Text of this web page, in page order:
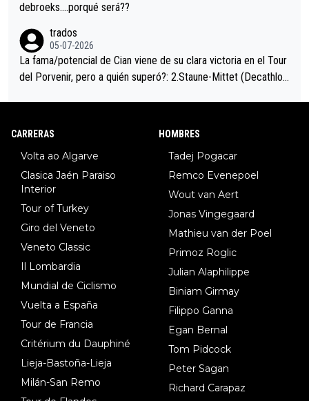
debroeks….porqué será??
trados
05-07-2026
La fama/potencial de Cian viene de su clara victoria en el Tour
del Porvenir, pero a quién superó?: 2.Staune-Mittet (Decathlon,
8.Lenny Martinez (Bahrein), 9. Van Belle (Visma), 10. Vacek (Li
CARRERAS
Volta ao Algarve
Clasica Jaén Paraiso
Interior
Tour of Turkey
Giro del Veneto
Veneto Classic
Il Lombardia
Mundial de Ciclismo
Vuelta a España
Tour de Francia
Critérium du Dauphiné
Lieja-Bastoña-Lieja
Milán-San Remo
HOMBRES
Tadej Pogacar
Remco Evenepoel
Wout van Aert
Jonas Vingegaard
Mathieu van der Poel
Primoz Roglic
Julian Alaphilippe
Biniam Girmay
Filippo Ganna
Egan Bernal
Tom Pidcock
Peter Sagan
Richard Carapaz